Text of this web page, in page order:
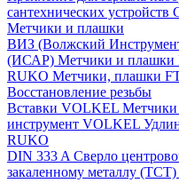
сантехнических устройств
Метчики и плашки
ВИЗ (Волжский
(ИСАР) Метчики и плашки
RUKO Метчики, плашки
Восстановление резьбы
Вставки VOLKEL
инструмент VOLKEL
RUKO
DIN 333 A Сверло
закаленному металлу